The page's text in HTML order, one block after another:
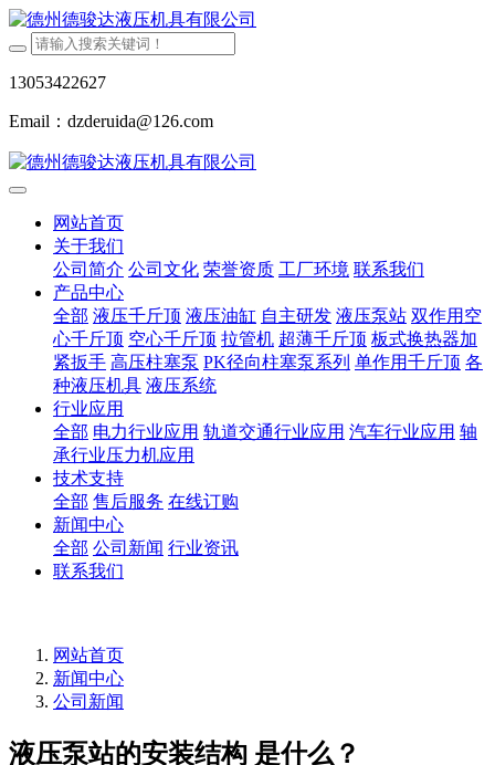
13053422627
Email：dzderuida@126.com
网站首页
关于我们
公司简介 公司文化 荣誉资质 工厂环境 联系我们
产品中心
全部 液压千斤顶 液压油缸 自主研发 液压泵站 双作用空
心千斤顶 空心千斤顶 拉管机 超薄千斤顶 板式换热器加
紧扳手 高压柱塞泵 PK径向柱塞泵系列 单作用千斤顶 各
种液压机具 液压系统
行业应用
全部 电力行业应用 轨道交通行业应用 汽车行业应用 轴
承行业压力机应用
技术支持
全部 售后服务 在线订购
新闻中心
全部 公司新闻 行业资讯
联系我们
网站首页
新闻中心
公司新闻
液压泵站的安装结构 是什么？